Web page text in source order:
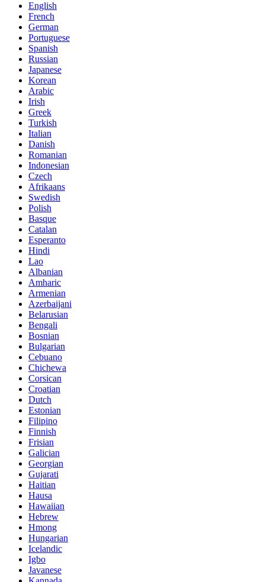
English
French
German
Portuguese
Spanish
Russian
Japanese
Korean
Arabic
Irish
Greek
Turkish
Italian
Danish
Romanian
Indonesian
Czech
Afrikaans
Swedish
Polish
Basque
Catalan
Esperanto
Hindi
Lao
Albanian
Amharic
Armenian
Azerbaijani
Belarusian
Bengali
Bosnian
Bulgarian
Cebuano
Chichewa
Corsican
Croatian
Dutch
Estonian
Filipino
Finnish
Frisian
Galician
Georgian
Gujarati
Haitian
Hausa
Hawaiian
Hebrew
Hmong
Hungarian
Icelandic
Igbo
Javanese